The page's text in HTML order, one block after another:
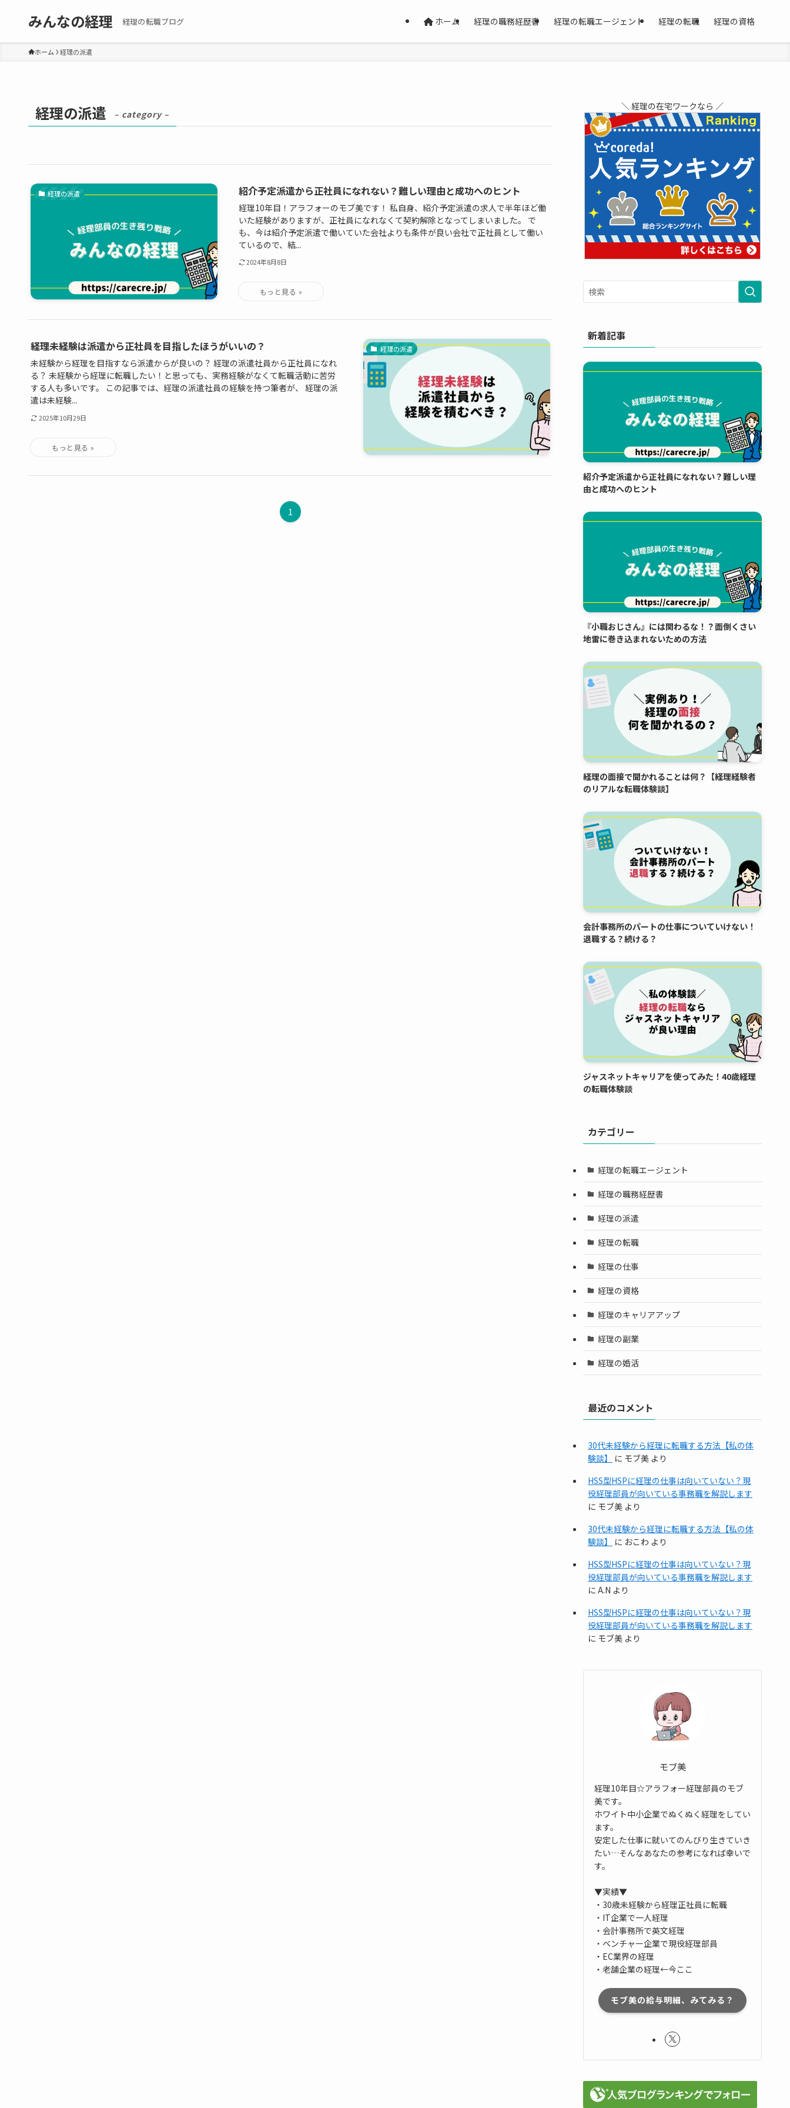
みんなの経理 経理の転職ブログ ホーム 経理の職務経歴書 経理の転職エージェント 経理の転職 経理の資格
ホーム 経理の派遣
経理の派遣 – category –
経理の派遣 紹介予定派遣から正社員になれない？難しい理由と成功へのヒント
経理10年目！アラフォーのモブ美です！ 私自身、紹介予定派遣の求人で半年ほど働
いた経験がありますが、正社員になれなくて契約解除となってしまいました。 で
も、今は紹介予定派遣で働いていた会社よりも条件が良い会社で正社員として働い
ているので、結...
2024年8月8日
経理の派遣
経理未経験は派遣から正社員を目指したほうがいいの？
未経験から経理を目指すなら派遣からが良いの？ 経理の派遣社員から正社員になれ
る？ 未経験から経理に転職したい！と思っても、実務経験がなくて転職活動に苦労
する人も多いです。 この記事では、経理の派遣社員の経験を持つ筆者が、 経理の派
遣は未経験...
2025年10月29日
1
＼ 経理の在宅ワークなら ／
新着記事
紹介予定派遣から正社員になれない？難しい理
由と成功へのヒント
『小職おじさん』には関わるな！？面倒くさい
地雷に巻き込まれないための方法
経理の面接で聞かれることは何？【経理経験者
のリアルな転職体験談】
会計事務所のパートの仕事についていけない！
退職する？続ける？
ジャスネットキャリアを使ってみた！40歳経理
の転職体験談
カテゴリー
経理の転職エージェント
経理の職務経歴書
経理の派遣
経理の転職
経理の仕事
経理の資格
経理のキャリアアップ
経理の副業
経理の婚活
最近のコメント
30代未経験から経理に転職する方法【私の体
験談】
に モブ美 より
HSS型HSPに経理の仕事は向いていない？現
役経理部員が向いている事務職を解説します
に モブ美 より
30代未経験から経理に転職する方法【私の体
験談】
に おこわ より
HSS型HSPに経理の仕事は向いていない？現
役経理部員が向いている事務職を解説します
に A.N より
HSS型HSPに経理の仕事は向いていない？現
役経理部員が向いている事務職を解説します
に モブ美 より
モブ美
経理10年目☆アラフォー経理部員のモブ
美です。
ホワイト中小企業でぬくぬく経理をしてい
ます。
安定した仕事に就いてのんびり生きていき
たい…そんなあなたの参考になれば幸いで
す。
▼実績▼
・30歳未経験から経理正社員に転職
・IT企業で一人経理
・会計事務所で英文経理
・ベンチャー企業で現役経理部員
・EC業界の経理
・老舗企業の経理←今ここ
モブ美の給与明細、みてみる？